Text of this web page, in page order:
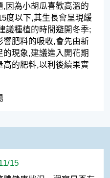
,因為小胡瓜喜歡高溫的
度以下,其生長會呈現緩
議種植的時間避開冬季;
響肥料的吸收,會先由新
的現象,建議進入開花期
高的肥料,以利後續果實
15